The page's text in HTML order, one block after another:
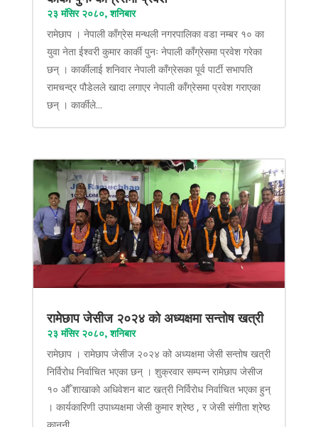
२३ मंसिर २०८०, शनिबार
रामेछाप । नेपाली काँग्रेस मन्थली नगरपालिका वडा नम्बर १० का
युवा नेता ईश्वरी कुमार कार्की पुनः नेपाली काँग्रेसमा प्रवेश गरेका
छन् । कार्कीलाई शनिवार नेपाली काँग्रेसका पूर्व पार्टी सभापति
रामचन्द्र पौडेलले खादा लगाएर नेपाली काँग्रेसमा प्रवेश गराएका
छन् । कार्कीले...
रामेछाप जेसीज २०२४ को अध्यक्षमा सन्तोष खत्री
२३ मंसिर २०८०, शनिबार
रामेछाप । रामेछाप जेसीज २०२४ को अध्यक्षमा जेसी सन्तोष खत्री
निर्विरोध निर्वाचित भएका छन् । शुक्रवार सम्पन्न रामेछाप जेसीज
१० औँ शाखाको अधिवेशन बाट खत्री निर्विरोध निर्वाचित भएका हुन्
। कार्यकारिणी उपाध्यक्षमा जेसी कुमार श्रेष्ठ , र जेसी संगीता श्रेष्ठ